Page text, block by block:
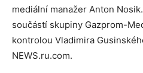
mediální manažer Anton
součástí skupiny Gazprom-
kontrolou Vladimira
NEWS.ru.com.